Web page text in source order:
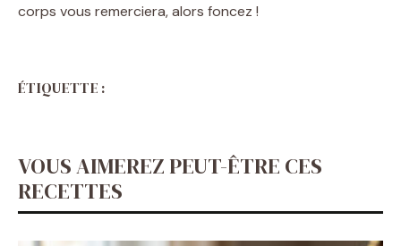
corps vous remerciera, alors foncez !
ÉTIQUETTE :
VOUS AIMEREZ PEUT-ÊTRE CES
RECETTES